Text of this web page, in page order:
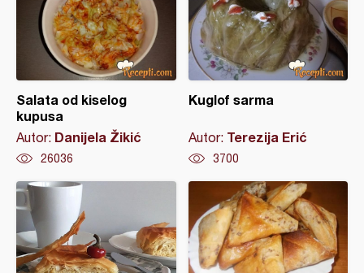
Salata od kiselog
kupusa
Autor: Danijela Žikić
26036
Kuglof sarma
Autor: Terezija Erić
3700